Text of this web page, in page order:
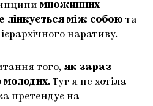
множинних
лінкується між собою та
наративу.
того, як зараз
молодих. Тут я не хотіла
претендує на